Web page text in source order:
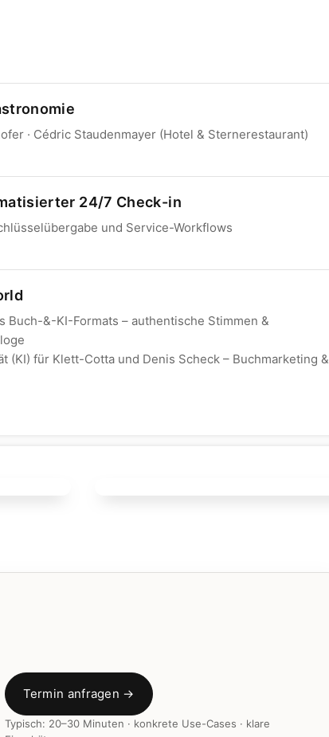
· Cédric Staudenmayer (Hotel & Sternerestaurant)
24/7 Check-in
und Service-Workflows
Buch-&-KI-Formats – authentische Stimmen &
(KI) für Klett-Cotta und Denis Scheck – Buchmarketing &
Termin anfragen →
Typisch: 20–30 Minuten · konkrete Use-Cases · klare